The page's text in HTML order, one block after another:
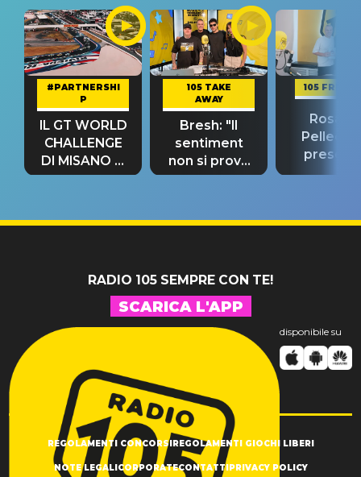
#PARTNERSHI
P
IL GT WORLD
CHALLENGE
DI MISANO si
riconferma
105 TAKE
AWAY
Bresh: "Il
sentiment
non si prova
fino alla notte
105
Rosario
“Così
RADIO 105 SEMPRE CON TE!
SCARICA L'APP
disponibile su
REGOLAMENTI CONCORSI REGOLAMENTI GIOCHI LIBERI
NOTE LEGALI CORPORATECONTATTI PRIVACY POLICY